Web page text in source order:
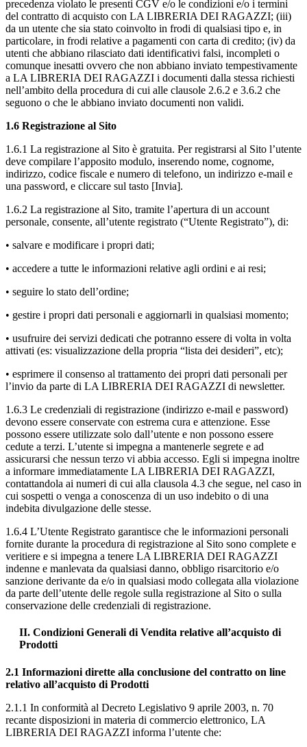
precedenza violato le presenti CGV e/o le condizioni e/o i termini
del contratto di acquisto con LA LIBRERIA DEI RAGAZZI; (iii)
da un utente che sia stato coinvolto in frodi di qualsiasi tipo e, in
particolare, in frodi relative a pagamenti con carta di credito; (iv) da
utenti che abbiano rilasciato dati identificativi falsi, incompleti o
comunque inesatti ovvero che non abbiano inviato tempestivamente
a LA LIBRERIA DEI RAGAZZI i documenti dalla stessa richiesti
nell’ambito della procedura di cui alle clausole 2.6.2 e 3.6.2 che
seguono o che le abbiano inviato documenti non validi.
1.6 Registrazione al Sito
1.6.1 La registrazione al Sito è gratuita. Per registrarsi al Sito l’utente
deve compilare l’apposito modulo, inserendo nome, cognome,
indirizzo, codice fiscale e numero di telefono, un indirizzo e-mail e
una password, e cliccare sul tasto [Invia].
1.6.2 La registrazione al Sito, tramite l’apertura di un account
personale, consente, all’utente registrato (“Utente Registrato”), di:
• salvare e modificare i propri dati;
• accedere a tutte le informazioni relative agli ordini e ai resi;
• seguire lo stato dell’ordine;
• gestire i propri dati personali e aggiornarli in qualsiasi momento;
• usufruire dei servizi dedicati che potranno essere di volta in volta
attivati (es: visualizzazione della propria “lista dei desideri”, etc);
• esprimere il consenso al trattamento dei propri dati personali per
l’invio da parte di LA LIBRERIA DEI RAGAZZI di newsletter.
1.6.3 Le credenziali di registrazione (indirizzo e-mail e password)
devono essere conservate con estrema cura e attenzione. Esse
possono essere utilizzate solo dall’utente e non possono essere
cedute a terzi. L’utente si impegna a mantenerle segrete e ad
assicurarsi che nessun terzo vi abbia accesso. Egli si impegna inoltre
a informare immediatamente LA LIBRERIA DEI RAGAZZI,
contattandola ai numeri di cui alla clausola 4.3 che segue, nel caso in
cui sospetti o venga a conoscenza di un uso indebito o di una
indebita divulgazione delle stesse.
1.6.4 L’Utente Registrato garantisce che le informazioni personali
fornite durante la procedura di registrazione al Sito sono complete e
veritiere e si impegna a tenere LA LIBRERIA DEI RAGAZZI
indenne e manlevata da qualsiasi danno, obbligo risarcitorio e/o
sanzione derivante da e/o in qualsiasi modo collegata alla violazione
da parte dell’utente delle regole sulla registrazione al Sito o sulla
conservazione delle credenziali di registrazione.
II. Condizioni Generali di Vendita relative all’acquisto di
Prodotti
2.1 Informazioni dirette alla conclusione del contratto on line
relativo all’acquisto di Prodotti
2.1.1 In conformità al Decreto Legislativo 9 aprile 2003, n. 70
recante disposizioni in materia di commercio elettronico, LA
LIBRERIA DEI RAGAZZI informa l’utente che: